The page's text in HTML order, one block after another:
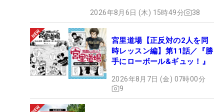
2026年8月6日 (木) 15時49分 38
宮里道場【正反対の2人を同
時レッスン編】第11話／『勝
手にローボール&ギュッ！』
2026年8月7日 (金) 07時00分
9